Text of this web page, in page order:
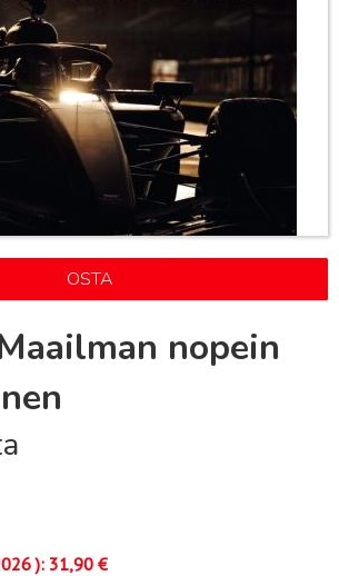
OSTA
nopein
): 31,90 €